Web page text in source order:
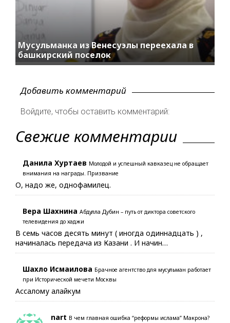
Мусульманка из Венесуэлы переехала в
башкирский поселок
Добавить комментарий
Войдите, чтобы оставить комментарий:
Свежие комментарии
Данила Хуртаев Молодой и успешный кавказец не обращает
внимания на награды. Призвание
О, надо же, однофамилец.
Вера Шахнина Абдулла Дубин – путь от диктора советского
телевидения до хаджи
В семь часов десять минут ( иногда одиннадцать ) ,
начиналась передача из Казани . И начин…
Шахло Исмаилова Брачное агентство для мусульман работает
при Исторической мечети Москвы
Ассалому алайкум
nart В чем главная ошибка “реформы ислама” Макрона?